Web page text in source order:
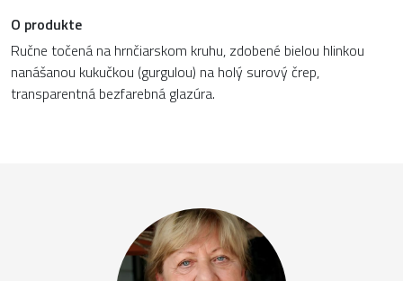
O produkte
Ručne točená na hrnčiarskom kruhu, zdobené bielou hlinkou
nanášanou kukučkou (gurgulou) na holý surový črep,
transparentná bezfarebná glazúra.